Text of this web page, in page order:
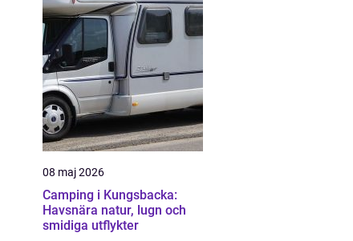
08 maj 2026
Camping i Kungsbacka:
Havsnära natur, lugn och
smidiga utflykter